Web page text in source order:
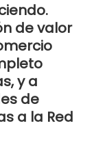
de valor
y a
de
a la Red